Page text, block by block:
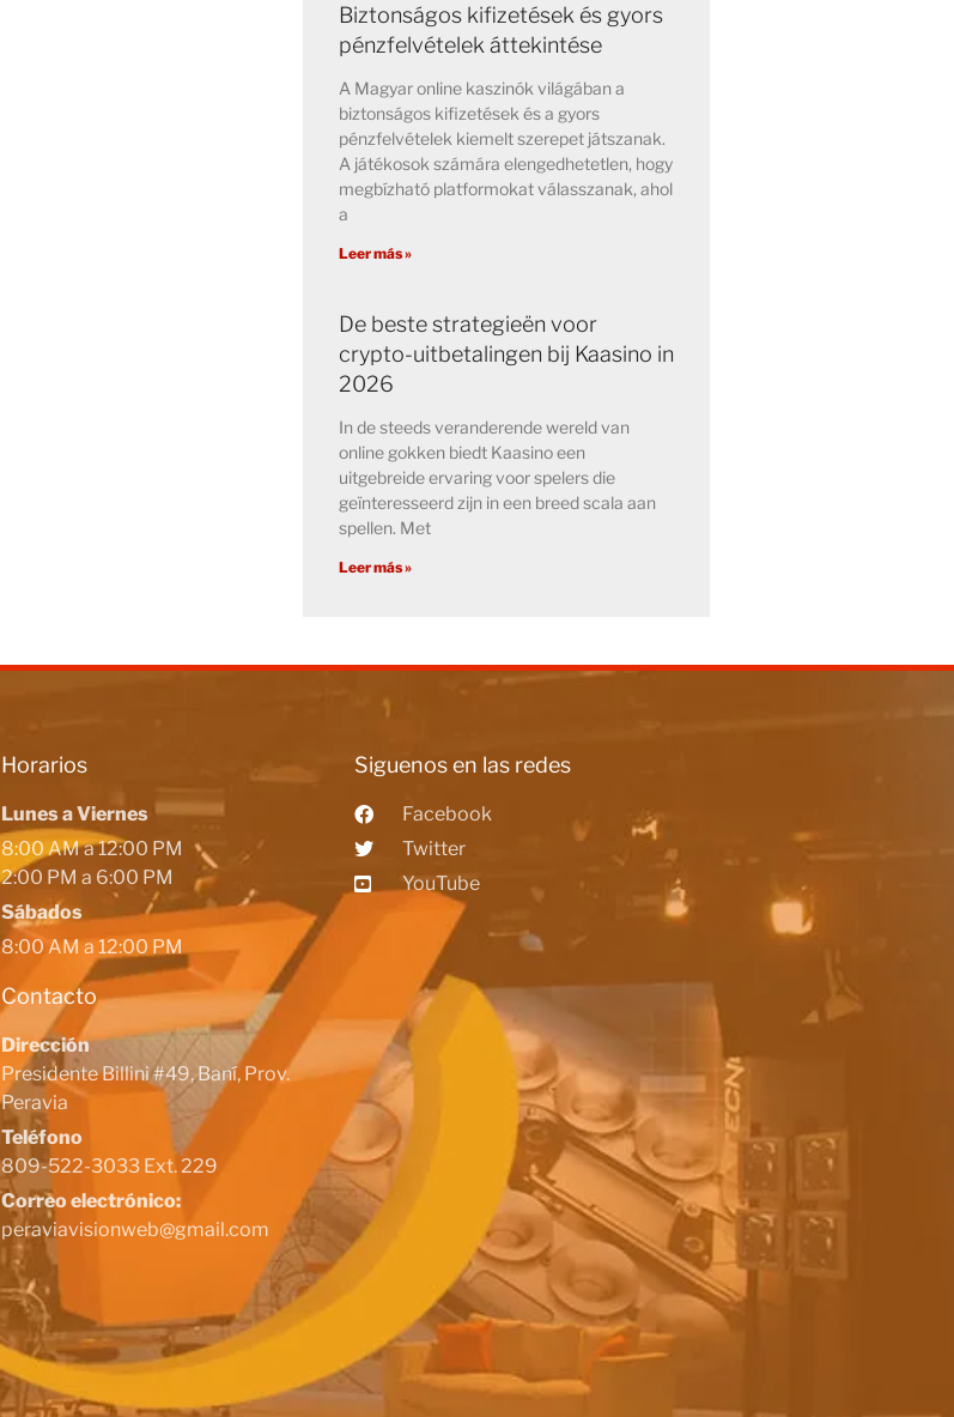
Biztonságos kifizetések és gyors
pénzfelvételek áttekintése
A Magyar online kaszinók világában a
biztonságos kifizetések és a gyors
pénzfelvételek kiemelt szerepet játszanak.
A játékosok számára elengedhetetlen, hogy
megbízható platformokat válasszanak, ahol
a
Leer más »
De beste strategieën voor
crypto-uitbetalingen bij Kaasino in
2026
In de steeds veranderende wereld van
online gokken biedt Kaasino een
uitgebreide ervaring voor spelers die
geïnteresseerd zijn in een breed scala aan
spellen. Met
Leer más »
Horarios
Lunes a Viernes
8:00 AM a 12:00 PM
2:00 PM a 6:00 PM
Sábados
8:00 AM a 12:00 PM
Contacto
Dirección
Presidente Billini #49, Baní, Prov.
Peravia
Teléfono
809-522-3033 Ext. 229
Correo electrónico:
peraviavisionweb@gmail.com
Siguenos en las redes
Facebook
Twitter
YouTube